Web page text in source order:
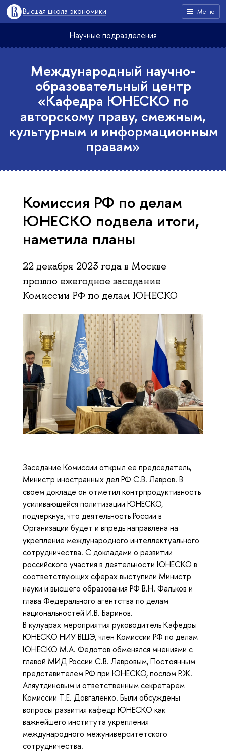
Меню
Высшая школа экономики
Научные подразделения
Международный научно-
образовательный центр
«Кафедра ЮНЕСКО по
авторскому праву, смежным,
культурным и информационным
правам»
Комиссия РФ по делам
ЮНЕСКО подвела итоги,
наметила планы
22 декабря 2023 года в Москве
прошло ежегодное заседание
Комиссии РФ по делам ЮНЕСКО
Заседание Комиссии открыл ее председатель,
Министр иностранных дел РФ С.В. Лавров. В
своем докладе он отметил контрпродуктивность
усиливающейся политизации ЮНЕСКО,
подчеркнув, что деятельность России в
Организации будет и впредь направлена на
укрепление международного интеллектуального
сотрудничества. С докладами о развитии
российского участия в деятельности ЮНЕСКО в
соответствующих сферах выступили Министр
науки и высшего образования РФ В.Н. Фальков и
глава Федерального агентства по делам
национальностей И.В. Баринов.
В кулуарах мероприятия руководитель Кафедры
ЮНЕСКО НИУ ВШЭ, член Комиссии РФ по делам
ЮНЕСКО М.А. Федотов обменялся мнениями с
главой МИД России С.В. Лавровым, Постоянным
представителем РФ при ЮНЕСКО, послом Р.Ж.
Аляутдиновым и ответственным секретарем
Комиссии Т.Е. Довгаленко. Были обсуждены
вопросы развития кафедр ЮНЕСКО как
важнейшего института укрепления
международного межуниверситетского
сотрудничества.